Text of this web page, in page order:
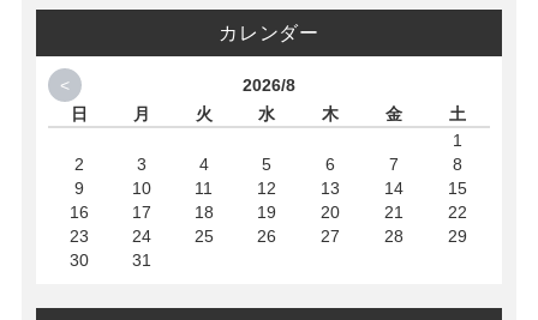
カレンダー
<
2026/8
日
月 火 水 木 金
土
1
2
3 4 5 6 7
8
9
10 11 12 13 14
15
16
17 18 19 20 21
22
23
24 25 26 27 28
29
30
31